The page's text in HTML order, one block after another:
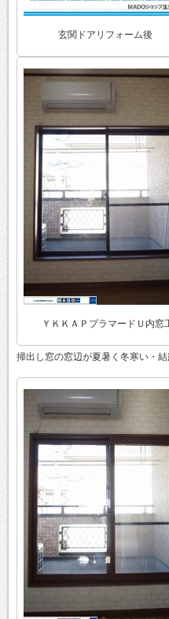
玄関ドアリフォーム後
ＹＫＫＡＰプラマードＵ内窓
掃出し窓の窓辺が夏暑く冬寒い・結